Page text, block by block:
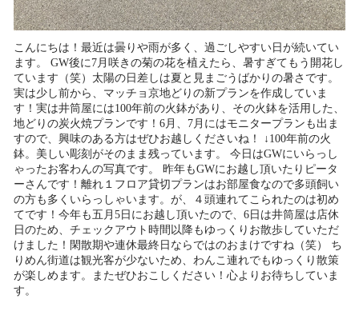
こんにちは！最近は曇りや雨が多く、過ごしやすい日が続いてい
ます。 GW後に7月咲きの菊の花を植えたら、暑すぎてもう開花し
ています（笑）太陽の日差しは夏と見まごうばかりの暑さです。
実は少し前から、マッチョ京地どりの新プランを作成していま
す！実は井筒屋には100年前の火鉢があり、その火鉢を活用した、
地どりの炭火焼プランです！6月、7月にはモニタープランも出ま
すので、興味のある方はぜひお越しくださいね！ ↓100年前の火
鉢。美しい彫刻がそのまま残っています。 今日はGWにいらっし
ゃったお客わんの写真です。 昨年もGWにお越し頂いたりピータ
ーさんです！離れ１フロア貸切プランはお部屋食なので多頭飼い
の方も多くいらっしゃいます。が、４頭連れてこられたのは初め
てです！今年も五月5日にお越し頂いたので、6日は井筒屋は店休
日のため、チェックアウト時間以降もゆっくりお散歩していただ
けました！閑散期や連休最終日ならではのおまけですね（笑） ち
りめん街道は観光客が少ないため、わんこ連れでもゆっくり散策
が楽しめます。またぜひおこしください！心よりお待ちしていま
す。